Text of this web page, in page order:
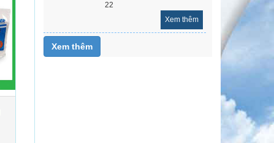
22
Xem thêm
Xem thêm